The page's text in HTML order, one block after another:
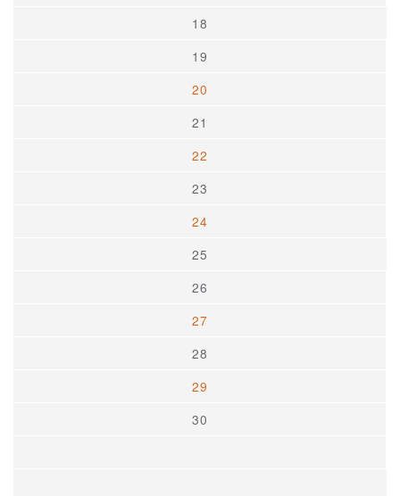
18
19
20
21
22
23
24
25
26
27
28
29
30